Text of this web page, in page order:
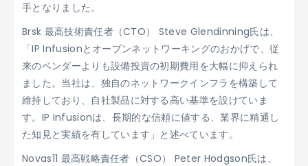
手となりました。
Brsk 最高技術責任者（CTO） Steve Glendinning氏は、
「IP Infusionとオープンネットワーキングのおかげで、従
来のベンダーよりも設備投資の初期費用を大幅に抑えられ
ました。当社は、独自のネットワークインフラを構築して
維持しており、自社製品に対する高い基準を設けていま
す。IP Infusionは、長期的な信頼に値する、業界に精通し
た知見と実績を有しています」と述べています。
Novas11 最高戦略責任者（CSO） Peter Hodgson氏は、